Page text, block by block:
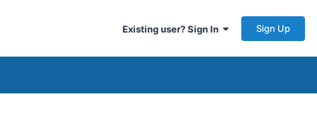
Existing user? Sign In Sign Up